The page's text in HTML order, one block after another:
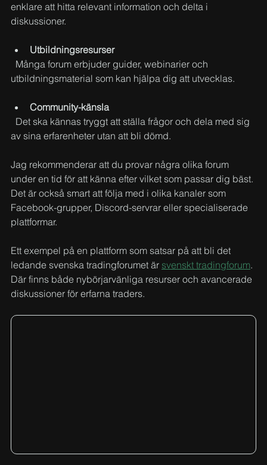
enklare att hitta relevant information och delta i
diskussioner.
Utbildningsresurser
utbildningsmaterial som kan hjälpa dig att utvecklas.
Community-känsla
av sina erfarenheter utan att bli dömd.
Jag rekommenderar att du provar några olika forum
under en tid för att känna efter vilket som passar dig bäst.
Det är också smart att följa med i olika kanaler som
Facebook-grupper, Discord-servrar eller specialiserade
plattformar.
Ett exempel på en plattform som satsar på att bli det
ledande svenska tradingforumet är svenskt tradingforum.
Där finns både nybörjarvänliga resurser och avancerade
diskussioner för erfarna traders.